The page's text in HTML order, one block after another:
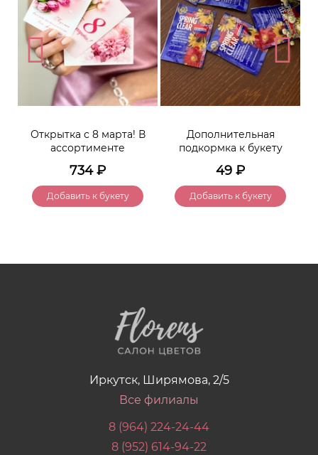
Открытка с 8 марта! В
ассортименте
734₽
Добавить к букету
Дополнительная
подкормка к букету
49 ₽
Добавить к букету
Иркутск, Ширямова, 2/5
Все филиалы
8 (964) 224-24-44
8 (952) 614-94-22